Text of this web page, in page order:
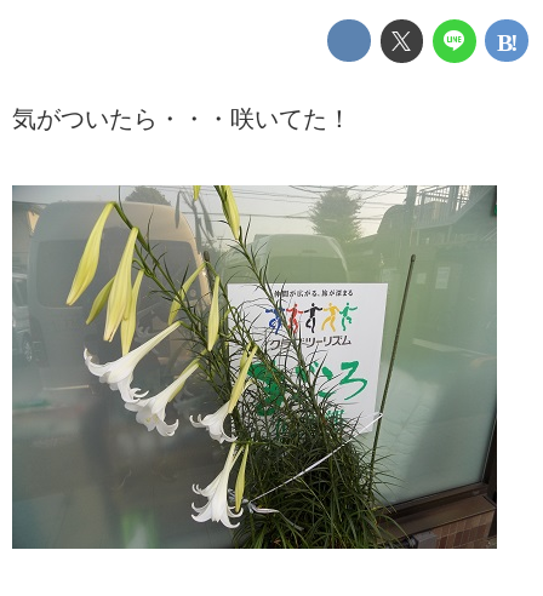
気がついたら・・・咲いてた！